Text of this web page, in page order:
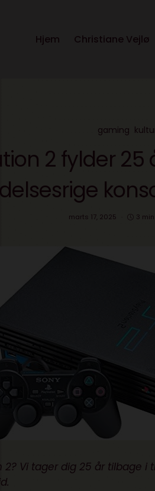
Hjem Christiane Vejlø
gaming
2 fylder
marts 17, 2025 3
2? Vi tager dig 25 år tilbage